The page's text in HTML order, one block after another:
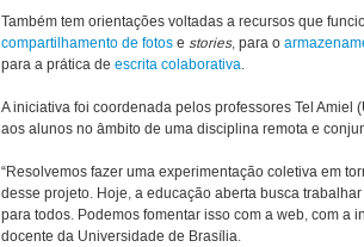
Também tem orientações voltadas a recursos que
compartilhamento de fotos e stories, para o
para a prática de escrita colaborativa.
A iniciativa foi coordenada pelos professores Tel
aos alunos no âmbito de uma disciplina remota e
“Resolvemos fazer uma experimentação coletiva em
desse projeto. Hoje, a educação aberta busca
para todos. Podemos fomentar isso com a web, com a
docente da Universidade de Brasília.